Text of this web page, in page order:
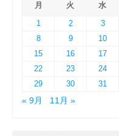
月
火 水
1
2 3
8
9 10
15
16 17
22
23 24
29
30
31
« 9月
11月 »